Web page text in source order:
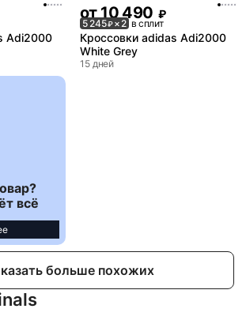
Adi2000
от 10 490 ₽
5 245₽× 2 в сплит
Кроссовки adidas Adi2000
White Grey
15 дней
всё
больше похожих